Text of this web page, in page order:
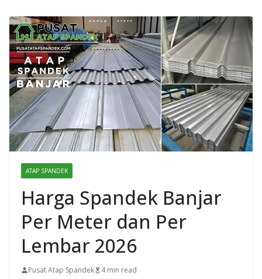
ATAP SPANDEK
Harga Spandek Banjar
Per Meter dan Per
Lembar 2026
Pusat Atap Spandek 4 min read